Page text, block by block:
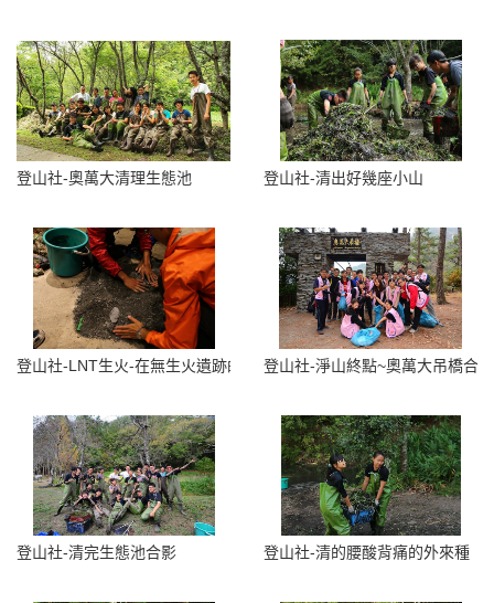
登山社-奧萬大清理生態池 登山社-清出好幾座小山
登山社-LNT生火-在無生火遺跡的情況下，以砂土隔絕溫度
登山社-淨山終點~奧萬大吊橋合影
登山社-清完生態池合影 登山社-清的腰酸背痛的外來種